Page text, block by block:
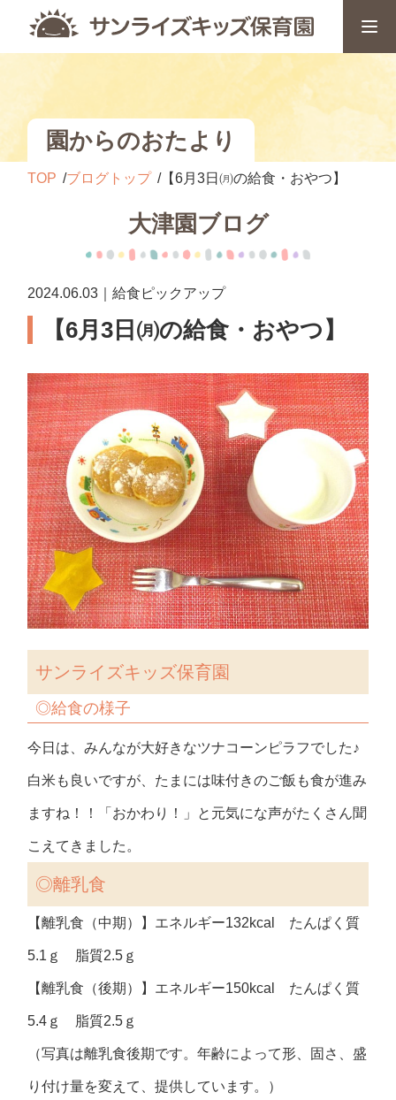
園からのおたより
TOP ブログトップ 【6月3日㈪の給食・おやつ】
大津園ブログ
2024.06.03｜給食ピックアップ
【6月3日㈪の給食・おやつ】
サンライズキッズ保育園
◎給食の様子
今日は、みんなが大好きなツナコーンピラフでした♪
白米も良いですが、たまには味付きのご飯も食が進み
ますね！！「おかわり！」と元気にな声がたくさん聞
こえてきました。
◎離乳食
【離乳食（中期）】エネルギー132kcal たんぱく質
5.1ｇ 脂質2.5ｇ
【離乳食（後期）】エネルギー150kcal たんぱく質
5.4ｇ 脂質2.5ｇ
（写真は離乳食後期です。年齢によって形、固さ、盛
り付け量を変えて、提供しています。）